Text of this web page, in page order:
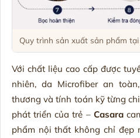
Quy trình sản xuất sản phẩm tại
Với chất liệu cao cấp được
nhiên, da Microfiber an
thương và tính toán kỹ từng
phát triển của trẻ – Casara
phẩm nội thất không chỉ đẹp